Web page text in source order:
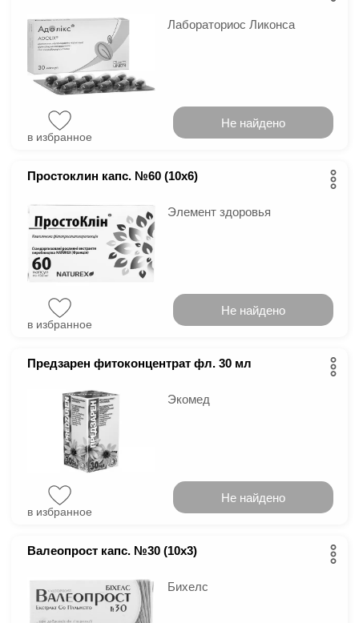
Лабораториос Ликонса
в избранное
Не найдено
Простоклин капс. №60 (10х6)
Элемент здоровья
в избранное
Не найдено
Предзарен фитоконцентрат фл. 30 мл
Экомед
в избранное
Не найдено
Валеопрост капс. №30 (10х3)
Бихелс